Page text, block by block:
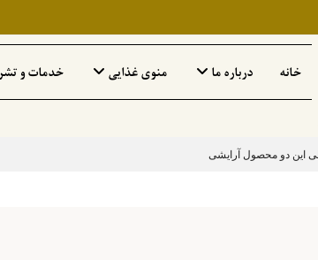
خانه درباره ما منوی غذایی خدمات و